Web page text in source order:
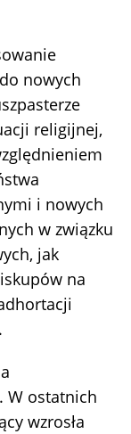
nowych
religijnej,
i nowych
w związku
jak
na
.
W ostatnich
wzrosła